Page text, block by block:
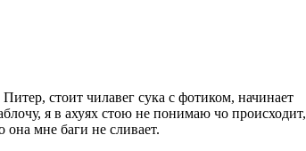
стоит чилавег сука с фотиком, начинает
я в ахуях стою не понимаю чо происходит,
она мне баги не сливает.